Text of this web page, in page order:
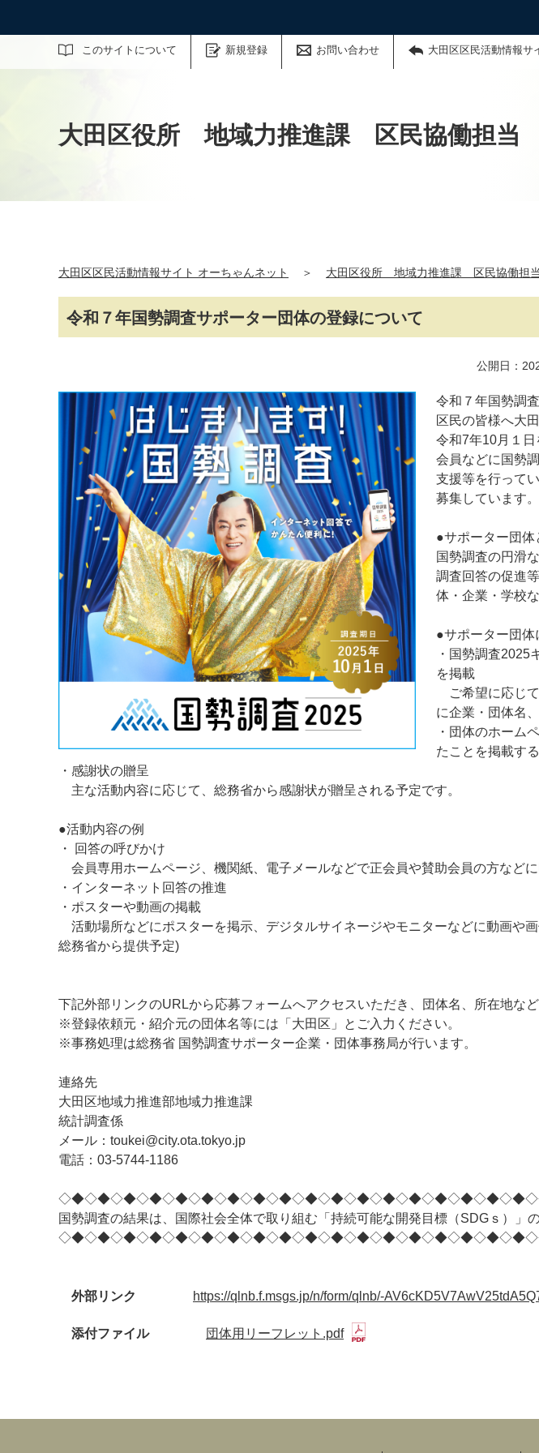
このサイトについて 新規登録 お問い合わせ 大田区区民活動情報サ
サイト内検索
大田区役所 地域力推進課 区民協働担当
大田区区民活動情報サイト オーちゃんネット ＞ 大田区役所 地域力推進課 区民協働担当
令和７年国勢調査サポーター団体の登録について
公開日：
令和７年国勢調
区民の皆様へ大
令和7年10月１
会員などに国勢
支援等を行って
募集しています。
●サポーター団体
国勢調査の円滑
調査回答の促進
体・企業・学校
●サポーター団体
・国勢調査2025
を掲載
ご希望に応じて
に企業・団体名
・団体のホーム
たことを掲載す
・感謝状の贈呈
主な活動内容に応じて、総務省から感謝状が贈呈される予定です。
●活動内容の例
・ 回答の呼びかけ
会員専用ホームページ、機関紙、電子メールなどで正会員や賛助会員の方など
・インターネット回答の推進
・ポスターや動画の掲載
活動場所などにポスターを掲示、デジタルサイネージやモニターなどに動画や
総務省から提供予定)
下記外部リンクのURLから応募フォームへアクセスいただき、団体名、所在地な
※登録依頼元・紹介元の団体名等には「大田区」とご入力ください。
※事務処理は総務省 国勢調査サポーター企業・団体事務局が行います。
連絡先
大田区地域力推進部地域力推進課
統計調査係
メール：toukei@city.ota.tokyo.jp
電話：03-5744-1186
国勢調査の結果は、国際社会全体で取り組む「持続可能な開発目標（SDGｓ）」
外部リンク https://qlnb.f.msgs.jp/n/form/qlnb/-
添付ファイル 団体用リーフレット.pdf
マイメディア検索